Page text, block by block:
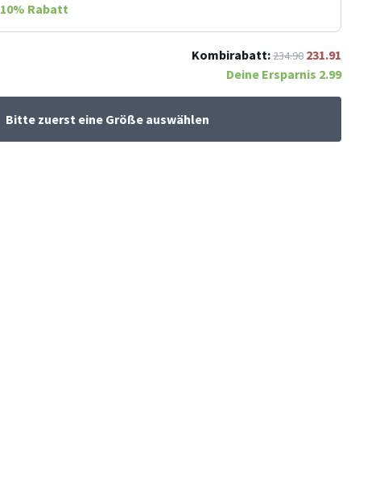
10% Rabatt
Kombirabatt:234.90 231.91
Deine Ersparnis 2.99
Bitte zuerst eine Größe auswählen